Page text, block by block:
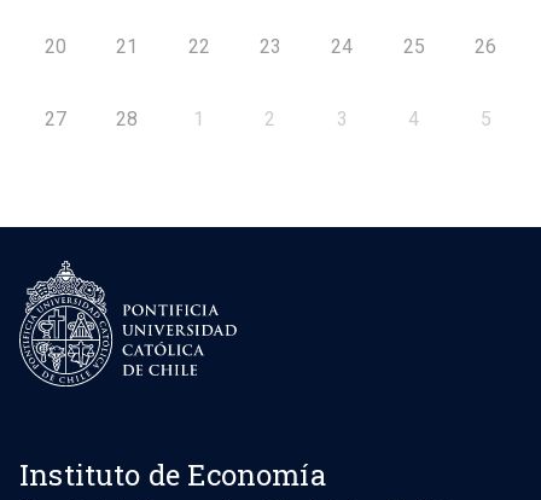
20 21 22 23 24 25 26
27 28 1 2 3 4 5
Instituto de Economía